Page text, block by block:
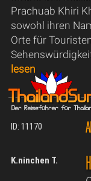
Prachuab Khiri
sowohl ihren
Orte für
lesen
ID: 11170
K.ninchen T.